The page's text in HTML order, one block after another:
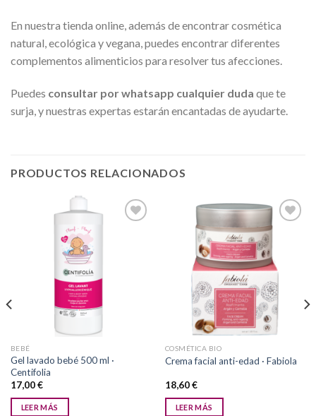
En nuestra tienda online, además de encontrar cosmética
natural, ecológica y vegana, puedes encontrar diferentes
complementos alimenticios para resolver tus afecciones.
Puedes consultar por whatsapp cualquier duda que te
surja, y nuestras expertas estarán encantadas de ayudarte.
PRODUCTOS RELACIONADOS
BEBÉ
Gel lavado bebé 500 ml ·
Centifolia
17,00€
LEER MÁS
Añadir
lista de
deseos
COSMÉTICA BIO
Crema facial anti-edad · Fabiola
18,60€
LEER MÁS